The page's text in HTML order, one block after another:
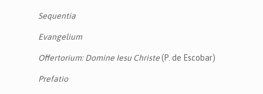
Sequentia
Evangelium
Offertorium: Domine Iesu Christe(P. de Escobar)
Prefatio